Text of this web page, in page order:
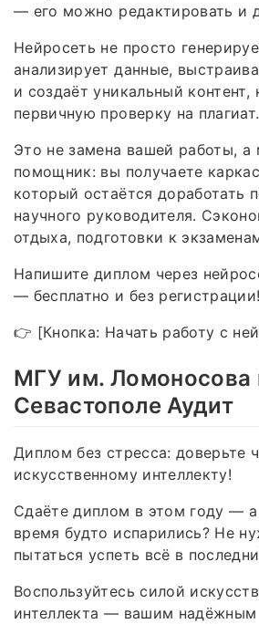
— его можно редактировать и
Нейросеть не просто
анализирует данные,
и создаёт уникальный
первичную проверку на плагиат.
Это не замена вашей работы,
помощник: вы получаете
который остаётся доработать
научного руководителя.
отдыха, подготовки к
Напишите диплом через
— бесплатно и без регистрации!
👉 [Кнопка: Начать работу с
МГУ им. Ломоносова
Севастополе Аудит
Диплом без стресса: доверьте
искусственному интеллекту!
Сдаёте диплом в этом году —
время будто испарились? Не
пытаться успеть всё в
Воспользуйтесь силой
интеллекта — вашим